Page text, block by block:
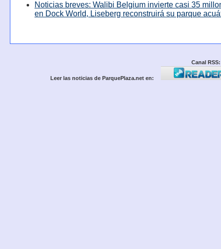
Noticias breves: Walibi Belgium invierte casi 35
en Dock World, Liseberg reconstruirá su parque
Canal RSS:
Leer las noticias de ParquePlaza.net en: